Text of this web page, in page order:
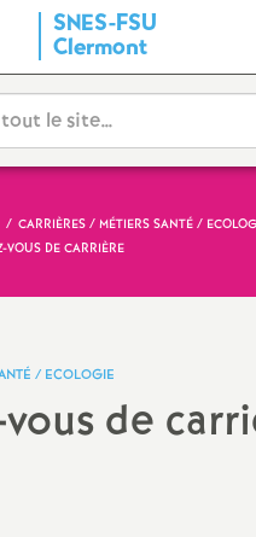
SNES-FSU
Clermont
y
n
d
i
a
CARRIÈRES / MÉTIERS SANTÉ /
VOUS DE CARRIÈRE
/ ECOLOGIE
de